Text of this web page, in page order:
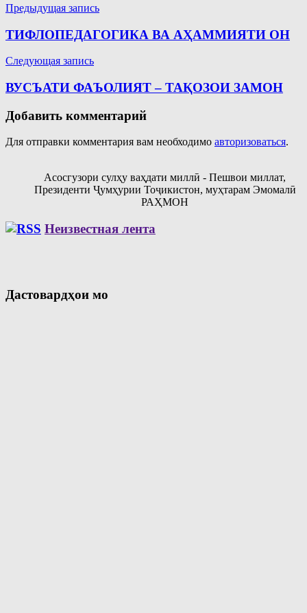
Навигация
по
Предыдущая запись
ТИФЛОПЕДАГОГИКА ВА АҲАММИЯТИ ОН
Следующая запись
ВУСЪАТИ ФАЪОЛИЯТ – ТАҚОЗОИ ЗАМОН
Добавить комментарий
Для отправки комментария вам необходимо авторизоваться.
Асосгузори сулҳу ваҳдати миллӣ - Пешвои миллат,
Президенти Ҷумҳурии Тоҷикистон, муҳтарам Эмомалӣ
РАҲМОН
Неизвестная лента
Дастовардҳои мо